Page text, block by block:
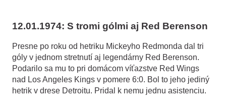
12.01.1974: S tromi gólmi aj Red Berenson
Presne po roku od hetriku Mickeyho Redmonda dal tri
góly v jednom stretnutí aj legendárny Red Berenson.
Podarilo sa mu to pri domácom víťazstve Red Wings
nad Los Angeles Kings v pomere 6:0. Bol to jeho jediný
hetrik v drese Detroitu. Pridal k nemu jednu asistenciu.